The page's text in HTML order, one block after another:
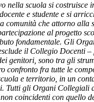
nella scuola si costruisce
e studente e si
comunità che attorno alla
al progetto
fondamentale. Gli
il Collegio Docenti –
genitori, sono tra gli
confronto fra tutte le
e territorio, in un
Tutti gli Organi Collegiali
coincidenti con quello